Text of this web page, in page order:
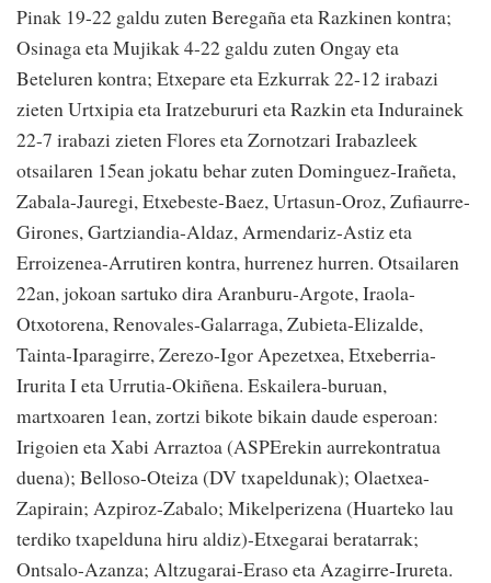
Pinak 19-22 galdu zuten Beregaña eta Razkinen kontra;
Osinaga eta Mujikak 4-22 galdu zuten Ongay eta
Beteluren kontra; Etxepare eta Ezkurrak 22-12 irabazi
zieten Urtxipia eta Iratzebururi eta Razkin eta Indurainek
22-7 irabazi zieten Flores eta Zornotzari Irabazleek
otsailaren 15ean jokatu behar zuten Dominguez-Irañeta,
Zabala-Jauregi, Etxebeste-Baez, Urtasun-Oroz, Zufiaurre-
Girones, Gartziandia-Aldaz, Armendariz-Astiz eta
Erroizenea-Arrutiren kontra, hurrenez hurren. Otsailaren
22an, jokoan sartuko dira Aranburu-Argote, Iraola-
Otxotorena, Renovales-Galarraga, Zubieta-Elizalde,
Tainta-Iparagirre, Zerezo-Igor Apezetxea, Etxeberria-
Irurita I eta Urrutia-Okiñena. Eskailera-buruan,
martxoaren 1ean, zortzi bikote bikain daude esperoan:
Irigoien eta Xabi Arraztoa (ASPErekin aurrekontratua
duena); Belloso-Oteiza (DV txapeldunak); Olaetxea-
Zapirain; Azpiroz-Zabalo; Mikelperizena (Huarteko lau
terdiko txapelduna hiru aldiz)-Etxegarai beratarrak;
Ontsalo-Azanza; Altzugarai-Eraso eta Azagirre-Irureta.